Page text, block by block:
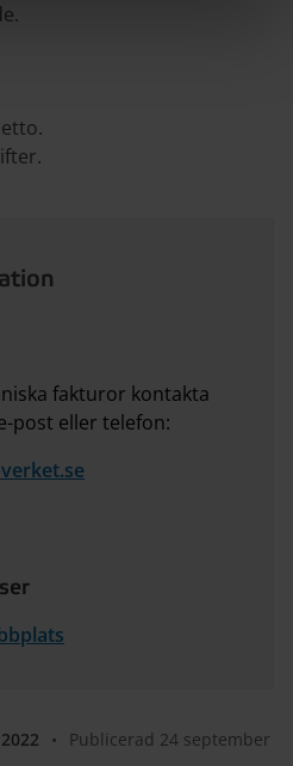
fakturor kontakta
post eller telefon:
•
Publicerad 24 september